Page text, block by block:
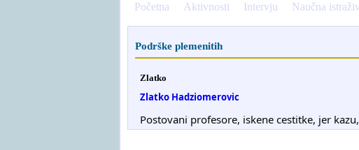
Početna Aktivnosti Intervju Naučna
Podrške plemenitih
Zlatko
Zlatko Hadziomerovic
Postovani profesore, iskene cestitke, jer